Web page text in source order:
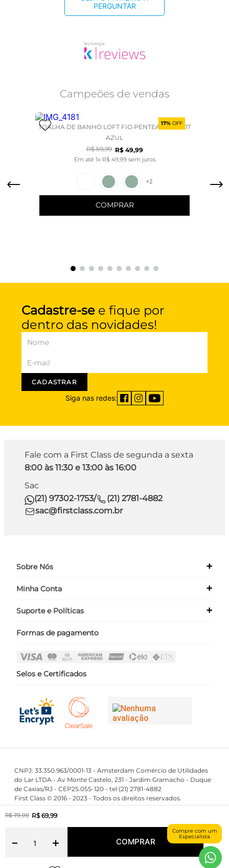
Compre com um
Especialista
R$ 79,99 R$ 69,99
＋
－ COMPRAR
PERGUNTAR
Campeões de vendas
17% OFF
TOALHA DE BANHO LOFT FIO PENTEADO - 2907
AZUL
R$ 59,99 R$ 49,99
Em até 1x R$ 49 99 sem juros
+2
COMPRAR
Cadastre-se e fique por
dentro das novidades!
CADASTRAR
Siga nas redes:
Fale com a First Class de segunda a sexta
8:00 às 11:30 e 13:00 às 16:00
Sac
(21) 97302-1753/
(21) 2781-4882
sac@firstclass.com.br
Sobre Nós +
Quem Somos
Minha Conta +
Meus Dados
Suporte e Políticas +
Políticas
Fale Conosco
Formas de pagamento
Selos e Certificados
CNPJ: 33.350.963/0001-13 - Amsterdam Comércio de Utilidades
do Lar LTDA - Av Monte Castelo, 231 - Jardim Gramacho - Duque
de Caxias/RJ - CEP25.055-120 - tel:(21) 2781-4882
First Class © 2016 - 2023 - Todos os direitos reservados.